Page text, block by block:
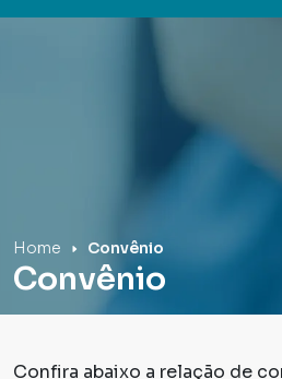
Home Convênio
Convênio
Confira abaixo a relação de